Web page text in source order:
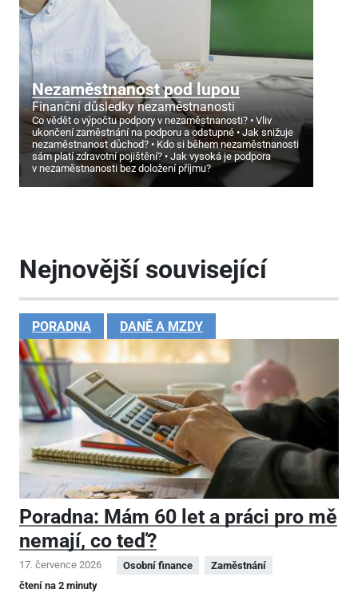
Nezaměstnanost pod lupou
Finanční důsledky nezaměstnanosti
Co vědět o výpočtu podpory v nezaměstnanosti?
Vliv
ukončení zaměstnání na podporu a odstupné
Jak snižuje
nezaměstnanost důchod?
Kdo si během nezaměstnanosti
sám platí zdravotní pojištění?
Jak vysoká je podpora
v nezaměstnanosti bez doložení příjmu?
Nejnovější související
PORADNA DANĚ A MZDY
Poradna: Mám 60 let a práci pro mě
nemají, co teď?
17. července 2026 Osobní finance
Zaměstnání
čtení na 2 minuty